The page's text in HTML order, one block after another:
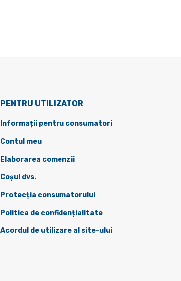
PENTRU UTILIZATOR
Informații pentru consumatori
Contul meu
Elaborarea comenzii
Coșul dvs.
Protecția consumatorului
Politica de confidențialitate
Acordul de utilizare al site-ului